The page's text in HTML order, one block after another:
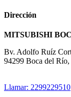
Dirección
MITSUBISHI
Bv. Adolfo Ruíz
94299 Boca del Río,
Llamar: 2299229510